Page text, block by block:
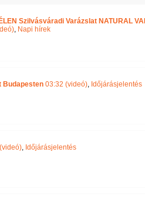
Szilvásváradi Varázslat NATURAL
, Napi hírek
Budapesten 03:32 (videó), Időjárásjelentés
, Időjárásjelentés